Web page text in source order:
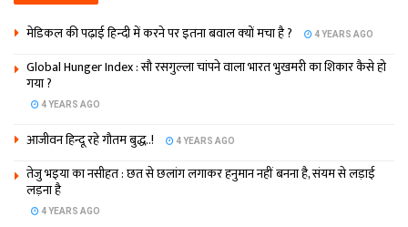
मेडिकल की पढ़ाई हिन्‍दी में करने पर इतना बवाल क्‍यों मचा है ? 4 YEARS AGO
Global Hunger Index : सौ रसगुल्‍ला चांपने वाला भारत भुखमरी का शिकार कैसे हो
गया ?
4 YEARS AGO
आजीवन हिन्दू रहे गौतम बुद्ध..! 4 YEARS AGO
तेजु भइया का नसीहत : छत से छलांग लगाकर हनुमान नहीं बनना है, संयम से लड़ाई
लड़ना है
4 YEARS AGO